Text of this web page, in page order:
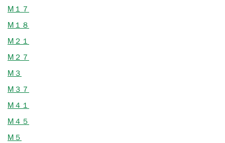
M１７
M１８
M２１
M２７
M３
M３７
M４１
M４５
M５